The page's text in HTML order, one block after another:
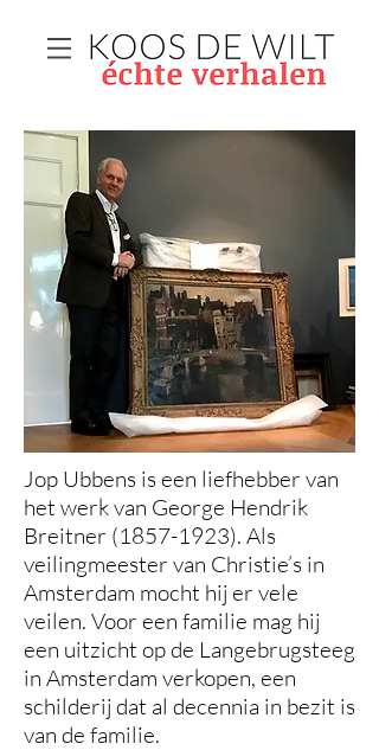
Jop Ubbens is een liefhebber van
het werk van George Hendrik
Breitner (1857-1923). Als
veilingmeester van Christie’s in
Amsterdam mocht hij er vele
veilen. Voor een familie mag hij
een uitzicht op de Langebrugsteeg
in Amsterdam verkopen, een
schilderij dat al decennia in bezit is
van de familie.